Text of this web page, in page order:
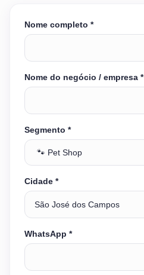
Nome completo *
Nome do negócio / empresa *
Segmento *
Cidade *
WhatsApp *